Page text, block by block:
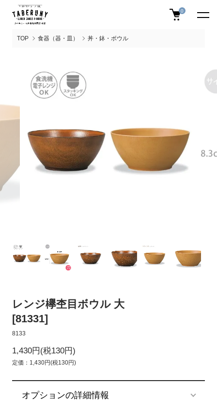
0
TOP 食器（器・皿） 丼・鉢・ボウル
レンジ欅杢目ボウル 大
[81331]
8133
1,430円(税130円)
定価：1,430円(税130円)
オプションの詳細情報